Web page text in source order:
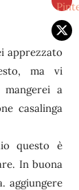
apprezzato
ma vi
a
casalinga
questo è
In buona
aggiungere